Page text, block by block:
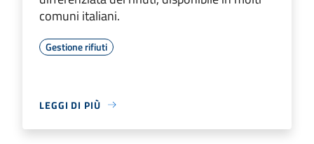
comuni italiani.
Gestione rifiuti
LEGGI DI PIÙ